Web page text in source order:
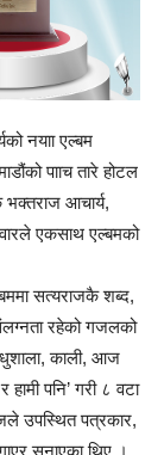
नयाा एल्बम
पााच तारे होटल
भक्तराज आचार्य,
एकसाथ एल्बमको
सत्यराजकै शब्द,
रहेको गजलको
काली, आज
पनि’ गरी ८ वटा
उपस्थित पत्रकार,
सुनाएका थिए ।